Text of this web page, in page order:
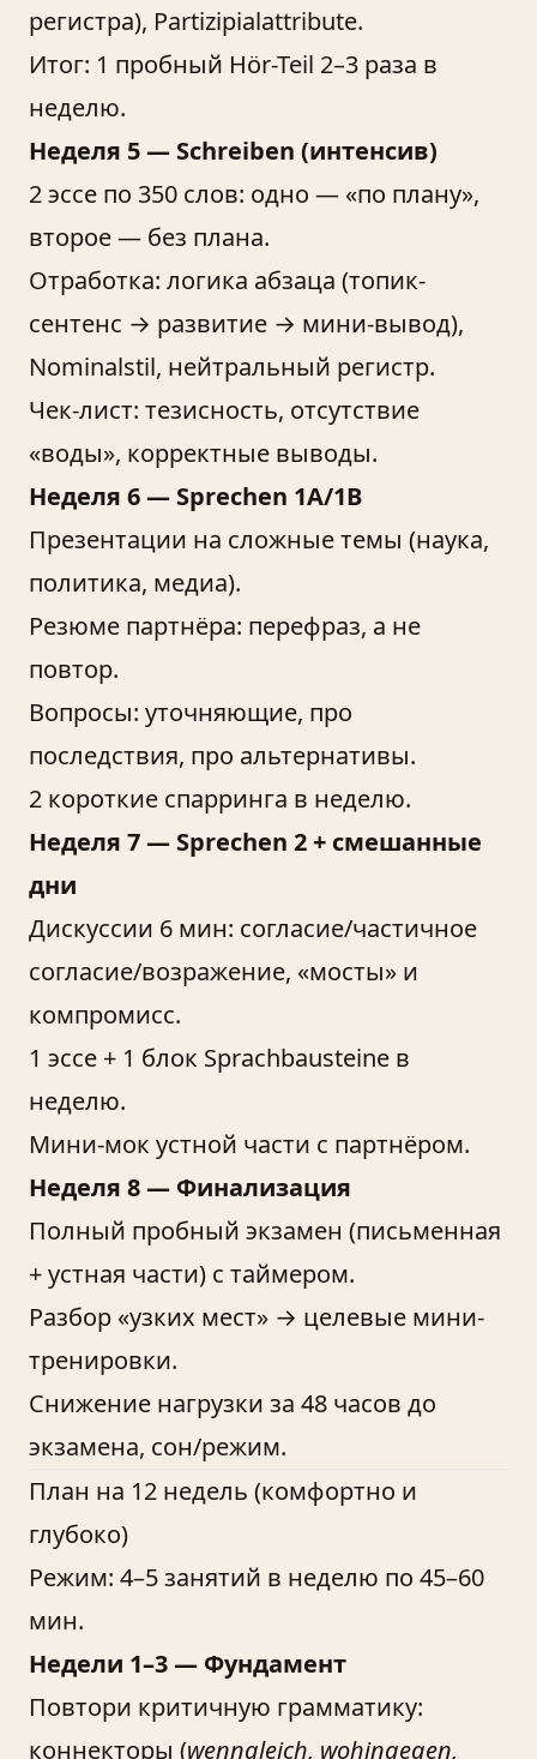
регистра), Partizipialattribute.
Итог: 1 пробный Hör-Teil 2–3 раза в
неделю.
Неделя 5 — Schreiben (интенсив)
2 эссе по 350 слов: одно — «по плану»,
второе — без плана.
Отработка: логика абзаца (топик-
сентенс → развитие → мини-вывод),
Nominalstil, нейтральный регистр.
Чек-лист: тезисность, отсутствие
«воды», корректные выводы.
Неделя 6 — Sprechen 1A/1B
Презентации на сложные темы (наука,
политика, медиа).
Резюме партнёра: перефраз, а не
повтор.
Вопросы: уточняющие, про
последствия, про альтернативы.
2 короткие спарринга в неделю.
Неделя 7 — Sprechen 2 + смешанные
дни
Дискуссии 6 мин: согласие/частичное
согласие/возражение, «мосты» и
компромисс.
1 эссе + 1 блок Sprachbausteine в
неделю.
Мини-мок устной части с партнёром.
Неделя 8 — Финализация
Полный пробный экзамен (письменная
+ устная части) с таймером.
Разбор «узких мест» → целевые мини-
тренировки.
Снижение нагрузки за 48 часов до
экзамена, сон/режим.
План на 12 недель (комфортно и
глубоко)
Режим: 4–5 занятий в неделю по 45–60
мин.
Недели 1–3 — Фундамент
Повтори критичную грамматику:
коннекторы (wenngleich, wohingegen,